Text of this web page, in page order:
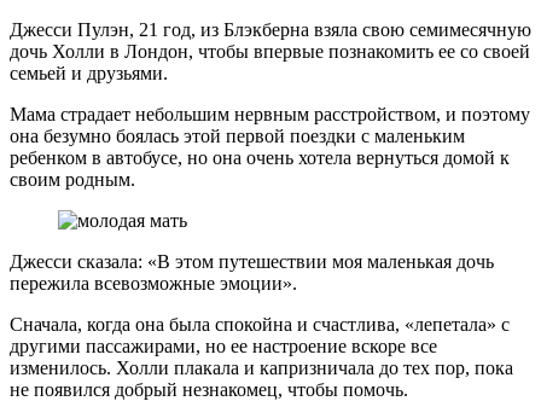
Джесси Пулэн, 21 год, из Блэкберна взяла свою семимесячную
дочь Холли в Лондон, чтобы впервые познакомить ее со своей
семьей и друзьями.
Мама страдает небольшим нервным расстройством, и поэтому
она безумно боялась этой первой поездки с маленьким
ребенком в автобусе, но она очень хотела вернуться домой к
своим родным.
Джесси сказала: «В этом путешествии моя маленькая дочь
пережила всевозможные эмоции».
Сначала, когда она была спокойна и счастлива, «лепетала» с
другими пассажирами, но ее настроение вскоре все
изменилось. Холли плакала и капризничала до тех пор, пока
не появился добрый незнакомец, чтобы помочь.